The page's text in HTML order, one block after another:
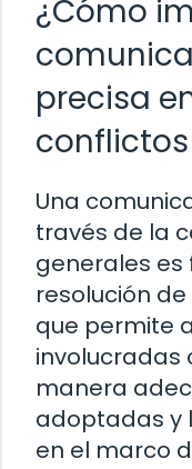
¿Cómo
precisa
Una
través de la
generales
resolución
que permite
involucradas
manera
adoptadas y
en el marco